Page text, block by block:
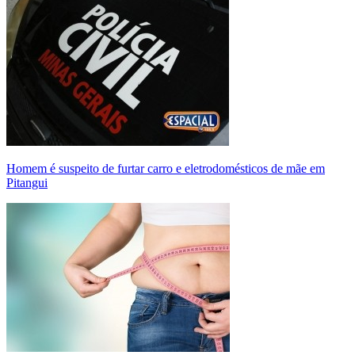
Homem é suspeito de furtar carro e eletrodomésticos de mãe em
Pitangui